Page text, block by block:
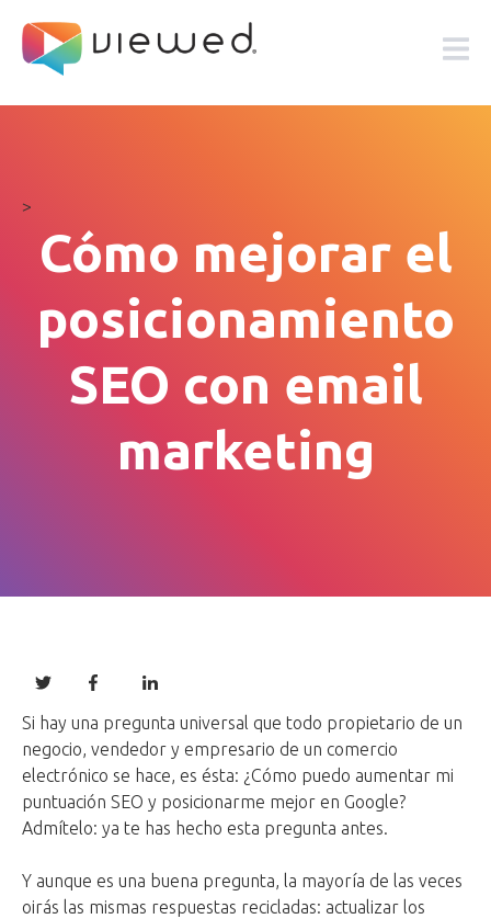
>
Cómo mejorar el
posicionamiento
SEO con email
marketing
Si hay una pregunta universal que todo propietario de un
negocio, vendedor y empresario de un comercio
electrónico se hace, es ésta: ¿Cómo puedo aumentar mi
puntuación SEO y posicionarme mejor en Google?
Admítelo: ya te has hecho esta pregunta antes.
Y aunque es una buena pregunta, la mayoría de las veces
oirás las mismas respuestas recicladas: actualizar los